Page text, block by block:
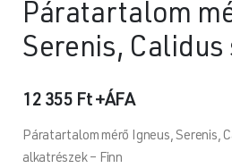
Páratartalom
Serenis, Calidus
12 355 Ft+ÁFA
Páratartalom mérő Igneus, Serenis,
alkatrészek – Finn